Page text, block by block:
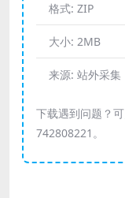
格式: ZIP
大小: 2MB
来源: 站外采集
下载遇到问题？可
742808221。